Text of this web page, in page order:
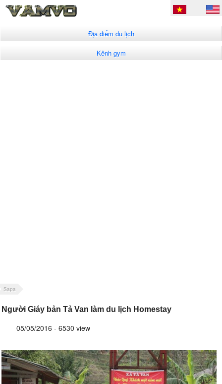
Địa điểm du lịch
Kênh gym
Sapa
Người Giáy bản Tả Van làm du lịch Homestay
05/05/2016 - 6530 view